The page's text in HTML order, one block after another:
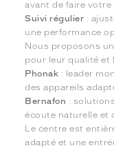
avant de faire votre
Suivi régulier :
une performance
Nous proposons
pour leur qualité et
Phonak : leader
des appareils
Bernafon :
écoute naturelle et
Le centre est
adapté et une